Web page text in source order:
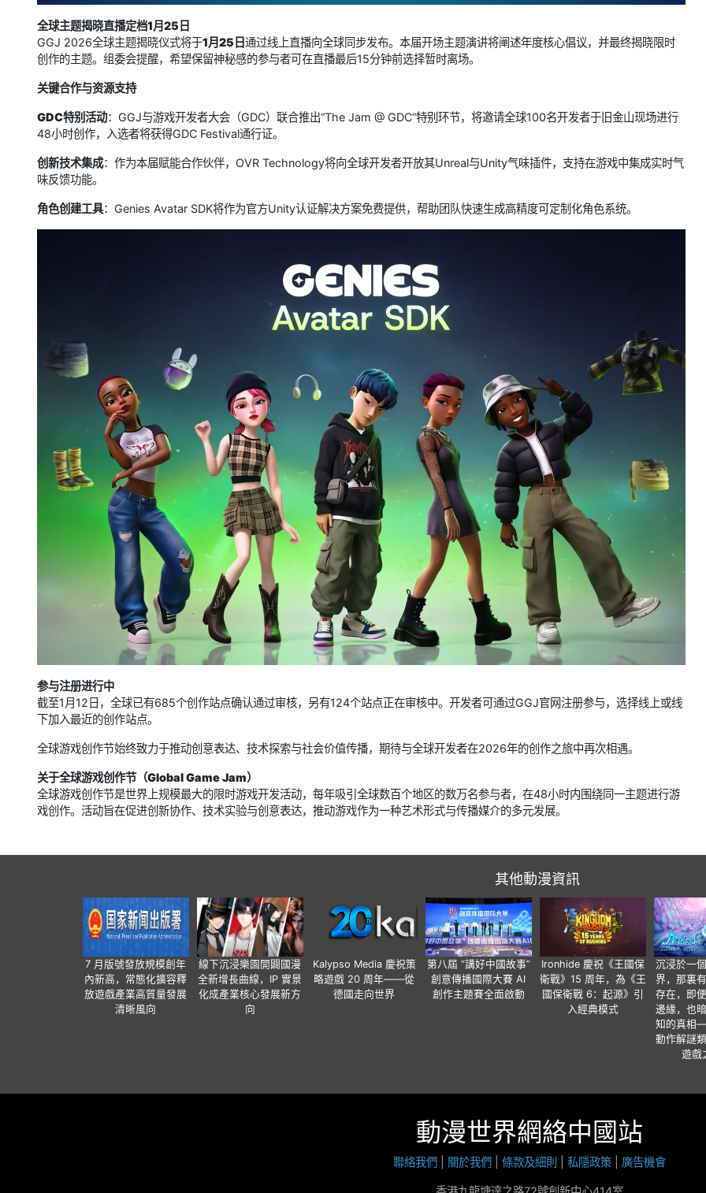
全球主题揭晓直播定档1月25日
GGJ 2026全球主题揭晓仪式将于1月25日通过线上直播向全球同步发布。本届开场主题演讲将阐述年度核心倡议，并最终揭晓限时
创作的主题。组委会提醒，希望保留神秘感的参与者可在直播最后15分钟前选择暂时离场。
关键合作与资源支持
GDC特别活动：GGJ与游戏开发者大会（GDC）联合推出“The Jam @ GDC”特别环节，将邀请全球100名开发者于旧金山现场进行
48小时创作，入选者将获得GDC Festival通行证。
创新技术集成：作为本届赋能合作伙伴，OVR Technology将向全球开发者开放其Unreal与Unity气味插件，支持在游戏中集成实时气
味反馈功能。
角色创建工具：Genies Avatar SDK将作为官方Unity认证解决方案免费提供，帮助团队快速生成高精度可定制化角色系统。
参与注册进行中
截至1月12日，全球已有685个创作站点确认通过审核，另有124个站点正在审核中。开发者可通过GGJ官网注册参与，选择线上或线
下加入最近的创作站点。
全球游戏创作节始终致力于推动创意表达、技术探索与社会价值传播，期待与全球开发者在2026年的创作之旅中再次相遇。
关于全球游戏创作节（Global Game Jam）
全球游戏创作节是世界上规模最大的限时游戏开发活动，每年吸引全球数百个地区的数万名参与者，在48小时内围绕同一主题进行游
戏创作。活动旨在促进创新协作、技术实验与创意表达，推动游戏作为一种艺术形式与传播媒介的多元发展。
其他動漫資訊
7 月版號發放規模創年
內新高，常態化擴容釋
放遊戲產業高質量發展
清晰風向
線下沉浸樂園開闢國漫
全新增長曲線，IP 實景
化成產業核心發展新方
向
Kalypso Media 慶祝策
略遊戲 20 周年——從
德國走向世界
第八屆 “講好中國故事”
創意傳播國際大賽 AI
創作主題賽全面啟動
Ironhide 慶祝《王國保
衛戰》15 周年，為《王
國保衛戰 6：起源》引
入經典模式
沉浸於一
界，那裏
存在，即
邊緣，也
知的真相
動作解謎
遊戲
動漫世界網絡中國站
聯絡我們 關於我們 條款及細則 私隱政策 廣告機會